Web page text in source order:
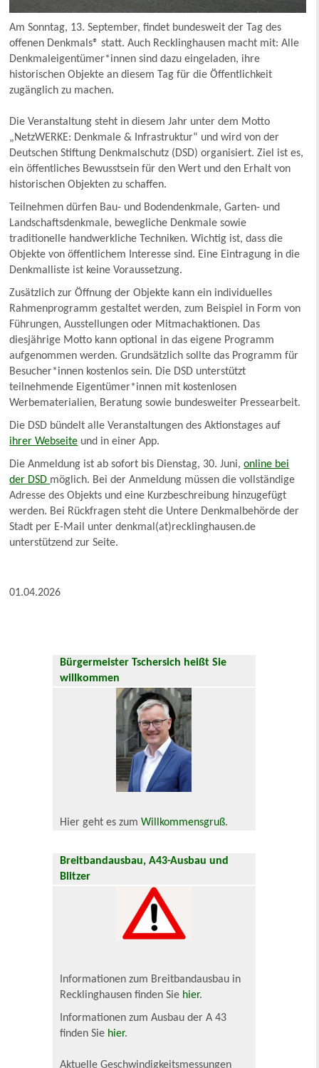
Am Sonntag, 13. September, findet bundesweit der Tag des
offenen Denkmals® statt. Auch Recklinghausen macht mit: Alle
Denkmaleigentümer*innen sind dazu eingeladen, ihre
historischen Objekte an diesem Tag für die Öffentlichkeit
zugänglich zu machen.
Die Veranstaltung steht in diesem Jahr unter dem Motto
„NetzWERKE: Denkmale & Infrastruktur“ und wird von der
Deutschen Stiftung Denkmalschutz (DSD) organisiert. Ziel ist es,
ein öffentliches Bewusstsein für den Wert und den Erhalt von
historischen Objekten zu schaffen.
Teilnehmen dürfen Bau- und Bodendenkmale, Garten- und
Landschaftsdenkmale, bewegliche Denkmale sowie
traditionelle handwerkliche Techniken. Wichtig ist, dass die
Objekte von öffentlichem Interesse sind. Eine Eintragung in die
Denkmalliste ist keine Voraussetzung.
Zusätzlich zur Öffnung der Objekte kann ein individuelles
Rahmenprogramm gestaltet werden, zum Beispiel in Form von
Führungen, Ausstellungen oder Mitmachaktionen. Das
diesjährige Motto kann optional in das eigene Programm
aufgenommen werden. Grundsätzlich sollte das Programm für
Besucher*innen kostenlos sein. Die DSD unterstützt
teilnehmende Eigentümer*innen mit kostenlosen
Werbematerialien, Beratung sowie bundesweiter Pressearbeit.
Die DSD bündelt alle Veranstaltungen des Aktionstages auf
ihrer Webseite und in einer App.
Die Anmeldung ist ab sofort bis Dienstag, 30. Juni,online bei
der DSD möglich. Bei der Anmeldung müssen die vollständige
Adresse des Objekts und eine Kurzbeschreibung hinzugefügt
werden. Bei Rückfragen steht die Untere Denkmalbehörde der
Stadt per E-Mail unter denkmal(at)recklinghausen.de
unterstützend zur Seite.
01.04.2026
Bürgermeister Tschersich heißt Sie
willkommen
Hier geht es zumWillkommensgruß.
Breitbandausbau, A43-Ausbau und
Blitzer
Informationen zum Breitbandausbau in
Recklinghausen finden Sie hier.
Informationen zum Ausbau der A 43
finden Sie hier.
Aktuelle Geschwindigkeitsmessungen